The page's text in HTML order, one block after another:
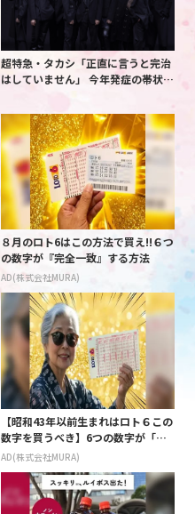
超特急・タカシ「正直に言うと完治
はしていません」 今年発症の帯状疱
白 後遺症も語る
８月のロト6はこの方法で買え!!６つ
の数字が『完全一致』する方法
AD(株式会社MURA)
【昭和43年以前生まれはロト６この
数字を買うべき】6つの数字が「完
全一致」する方法
AD(株式会社MURA)